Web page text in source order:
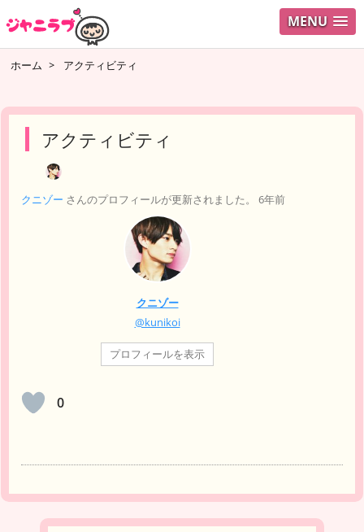
MENU ログイ
ホーム > アクティビティ
アクティビティ
クニゾー さんのプロフィールが更新されました。 6年前
クニゾー
@kunikoi
プロフィールを表示
0